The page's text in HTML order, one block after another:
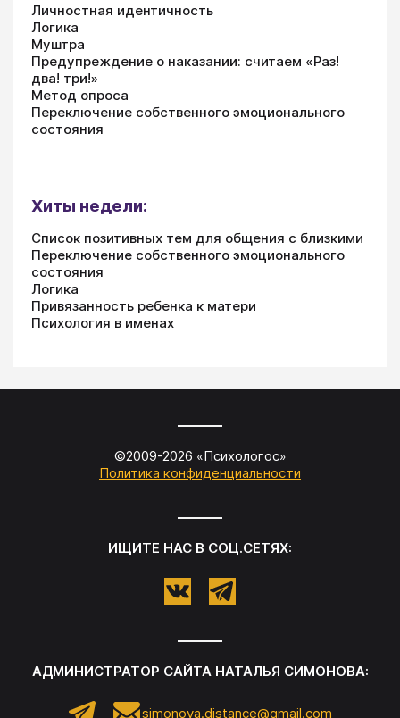
Личностная идентичность
Логика
Муштра
Предупреждение о наказании: считаем «Раз!
два! три!»
Метод опроса
Переключение собственного эмоционального
состояния
Хиты недели:
Список позитивных тем для общения с близкими
Переключение собственного эмоционального
состояния
Логика
Привязанность ребенка к матери
Психология в именах
©2009-2026 «Психологос»
Политика конфиденциальности
ИЩИТЕ НАС В СОЦ.СЕТЯХ:
АДМИНИСТРАТОР САЙТА НАТАЛЬЯ СИМОНОВА:
simonova.distance@gmail.com